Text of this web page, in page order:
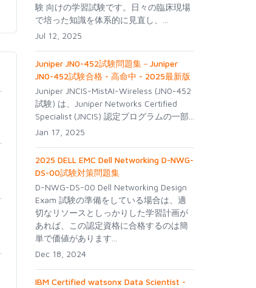
験 向けの学習試験です。日々の臨床現場
で培った知識を体系的に見直し、...
Jul 12, 2025
Juniper JN0-452試験問題集－Juniper
JN0-452試験合格 - 高命中 - 2025最新版
Juniper JNCIS-MistAI-Wireless (JN0-452
試験) は、Juniper Networks Certified
Specialist (JNCIS) 認定プログラムの一部...
Jan 17, 2025
2025 DELL EMC Dell Networking D-NWG-
DS-00試験対策問題集
D-NWG-DS-00 Dell Networking Design
Exam 試験の準備をしている場合は、適
切なリソースとしっかりした学習計画が
あれば、この認定資格に合格するのは簡
単で価値があります...
Dec 18, 2024
IBM Certified watsonx Data Scientist -